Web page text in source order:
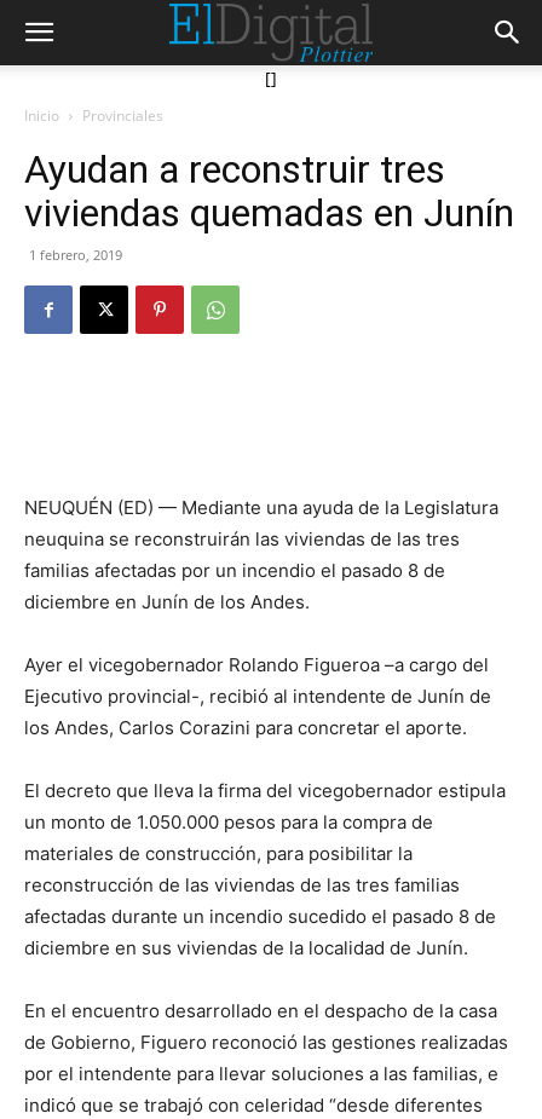
[]
Inicio Provinciales
Ayudan a reconstruir tres
viviendas quemadas en Junín
1 febrero, 2019
NEUQUÉN (ED) — Mediante una ayuda de la Legislatura
neuquina se reconstruirán las viviendas de las tres
familias afectadas por un incendio el pasado 8 de
diciembre en Junín de los Andes.
Ayer el vicegobernador Rolando Figueroa –a cargo del
Ejecutivo provincial-, recibió al intendente de Junín de
los Andes, Carlos Corazini para concretar el aporte.
El decreto que lleva la firma del vicegobernador estipula
un monto de 1.050.000 pesos para la compra de
materiales de construcción, para posibilitar la
reconstrucción de las viviendas de las tres familias
afectadas durante un incendio sucedido el pasado 8 de
diciembre en sus viviendas de la localidad de Junín.
En el encuentro desarrollado en el despacho de la casa
de Gobierno, Figuero reconoció las gestiones realizadas
por el intendente para llevar soluciones a las familias, e
indicó que se trabajó con celeridad “desde diferentes